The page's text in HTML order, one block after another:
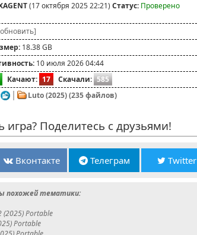
(17 октября 2025 22:21) Статус: Проверено
18.38 GB
10 июля 2026 04:44
Качают: 17 Скачали: 585
Luto (2025) (235 файлов)
игра? Поделитесь с друзьями!
Вконтакте Телеграм Twitter
похожей тематики:
(2025) Portable
Portable